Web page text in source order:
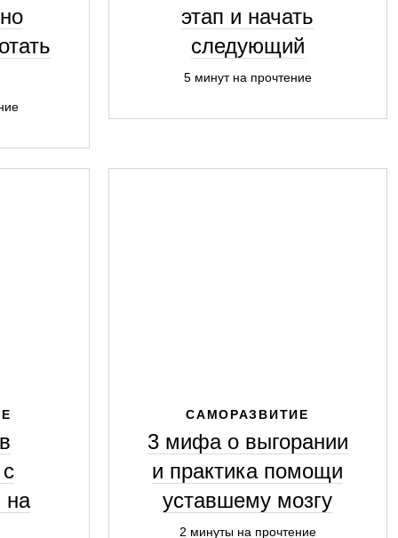
этап и начать
следующий
5 минут на прочтение
на
САМОРАЗВИТИЕ
3 мифа о выгорании
и практика помощи
уставшему мозгу
2 минуты на прочтение